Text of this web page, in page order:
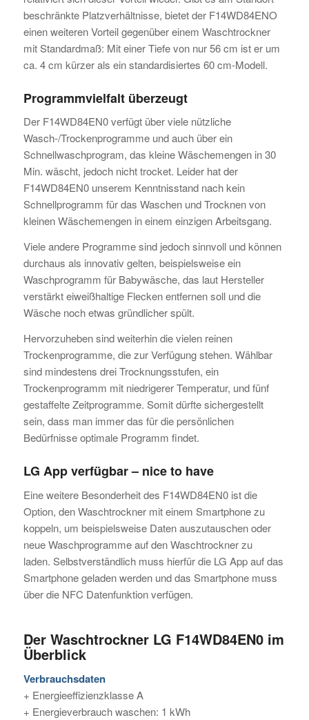
beschränkte Platzverhältnisse, bietet der F14WD84ENO
einen weiteren Vorteil gegenüber einem Waschtrockner
mit Standardmaß: Mit einer Tiefe von nur 56 cm ist er um
ca. 4 cm kürzer als ein standardisiertes 60 cm-Modell.
Programmvielfalt überzeugt
Der F14WD84EN0 verfügt über viele nützliche
Wasch-/Trockenprogramme und auch über ein
Schnellwaschprogram, das kleine Wäschemengen in 30
Min. wäscht, jedoch nicht trocket. Leider hat der
F14WD84EN0 unserem Kenntnisstand nach kein
Schnellprogramm für das Waschen und Trocknen von
kleinen Wäschemengen in einem einzigen Arbeitsgang.
Viele andere Programme sind jedoch sinnvoll und können
durchaus als innovativ gelten, beispielsweise ein
Waschprogramm für Babywäsche, das laut Hersteller
verstärkt eiweißhaltige Flecken entfernen soll und die
Wäsche noch etwas gründlicher spült.
Hervorzuheben sind weiterhin die vielen reinen
Trockenprogramme, die zur Verfügung stehen. Wählbar
sind mindestens drei Trocknungsstufen, ein
Trockenprogramm mit niedrigerer Temperatur, und fünf
gestaffelte Zeitprogramme. Somit dürfte sichergestellt
sein, dass man immer das für die persönlichen
Bedürfnisse optimale Programm findet.
LG App verfügbar – nice to have
Eine weitere Besonderheit des F14WD84EN0 ist die
Option, den Waschtrockner mit einem Smartphone zu
koppeln, um beispielsweise Daten auszutauschen oder
neue Waschprogramme auf den Waschtrockner zu
laden. Selbstverständlich muss hierfür die LG App auf das
Smartphone geladen werden und das Smartphone muss
über die NFC Datenfunktion verfügen.
Der Waschtrockner LG F14WD84EN0 im
Überblick
Verbrauchsdaten
+ Energieeffizienzklasse A
+ Energieverbrauch waschen: 1 kWh